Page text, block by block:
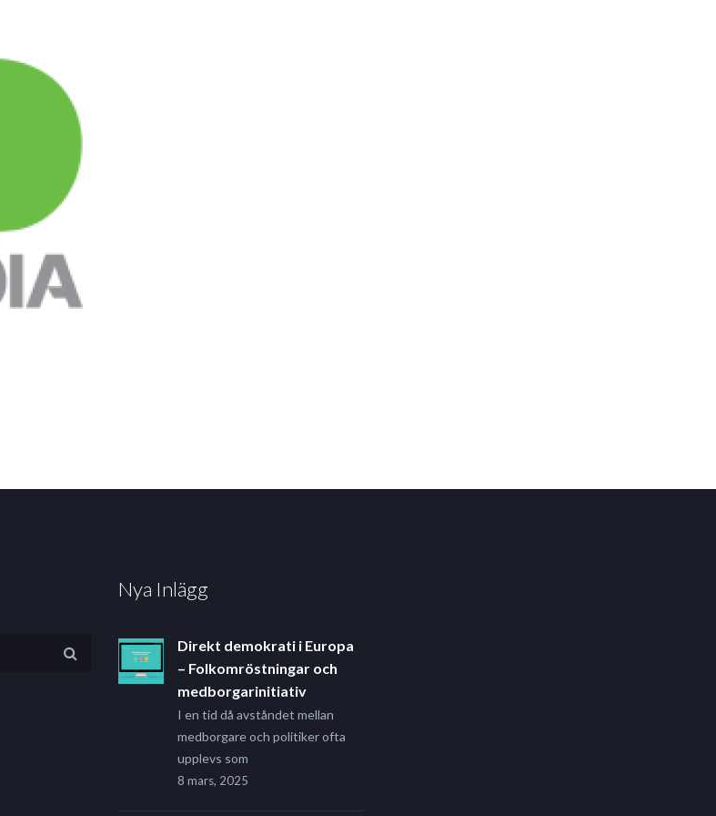
Nya Inlägg
Direkt demokrati i Europa
– Folkomröstningar och
medborgarinitiativ
I en tid då avståndet mellan
medborgare och politiker ofta
upplevs som
8 mars, 2025